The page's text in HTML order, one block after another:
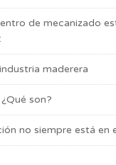
de mecanizado
maderera
son?
no siempre está en